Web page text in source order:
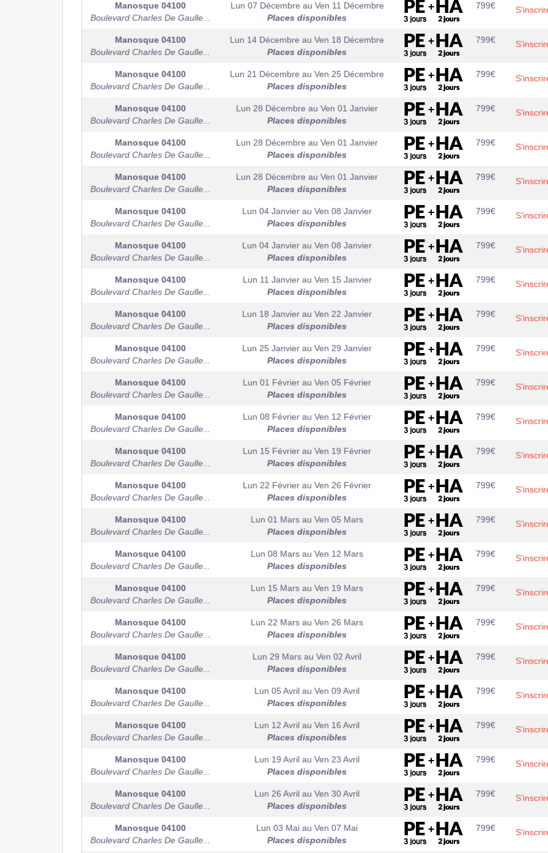
Manosque 04100
Boulevard Charles De Gaulle...
Lun 07 Décembre au Ven 11 Décembre
Places disponibles
799€
Manosque 04100
Boulevard Charles De Gaulle...
Lun 14 Décembre au Ven 18 Décembre
Places disponibles
799€
Manosque 04100
Boulevard Charles De Gaulle...
Lun 21 Décembre au Ven 25 Décembre
Places disponibles
799€
Manosque 04100
Boulevard Charles De Gaulle...
Lun 28 Décembre au Ven 01 Janvier
Places disponibles
799€
Manosque 04100
Boulevard Charles De Gaulle...
Lun 28 Décembre au Ven 01 Janvier
Places disponibles
799€
Manosque 04100
Boulevard Charles De Gaulle...
Lun 28 Décembre au Ven 01 Janvier
Places disponibles
799€
Manosque 04100
Boulevard Charles De Gaulle...
Lun 04 Janvier au Ven 08 Janvier
Places disponibles
799€
Manosque 04100
Boulevard Charles De Gaulle...
Lun 04 Janvier au Ven 08 Janvier
Places disponibles
799€
Manosque 04100
Boulevard Charles De Gaulle...
Lun 11 Janvier au Ven 15 Janvier
Places disponibles
799€
Manosque 04100
Boulevard Charles De Gaulle...
Lun 18 Janvier au Ven 22 Janvier
Places disponibles
799€
Manosque 04100
Boulevard Charles De Gaulle...
Lun 25 Janvier au Ven 29 Janvier
Places disponibles
799€
Manosque 04100
Boulevard Charles De Gaulle...
Lun 01 Février au Ven 05 Février
Places disponibles
799€
Manosque 04100
Boulevard Charles De Gaulle...
Lun 08 Février au Ven 12 Février
Places disponibles
799€
Manosque 04100
Boulevard Charles De Gaulle...
Lun 15 Février au Ven 19 Février
Places disponibles
799€
Manosque 04100
Boulevard Charles De Gaulle...
Lun 22 Février au Ven 26 Février
Places disponibles
799€
Manosque 04100
Boulevard Charles De Gaulle...
Lun 01 Mars au Ven 05 Mars
Places disponibles
799€
Manosque 04100
Boulevard Charles De Gaulle...
Lun 08 Mars au Ven 12 Mars
Places disponibles
799€
Manosque 04100
Boulevard Charles De Gaulle...
Lun 15 Mars au Ven 19 Mars
Places disponibles
799€
Manosque 04100
Boulevard Charles De Gaulle...
Lun 22 Mars au Ven 26 Mars
Places disponibles
799€
Manosque 04100
Boulevard Charles De Gaulle...
Lun 29 Mars au Ven 02 Avril
Places disponibles
799€
Manosque 04100
Boulevard Charles De Gaulle...
Lun 05 Avril au Ven 09 Avril
Places disponibles
799€
Manosque 04100
Boulevard Charles De Gaulle...
Lun 12 Avril au Ven 16 Avril
Places disponibles
799€
Manosque 04100
Boulevard Charles De Gaulle...
Lun 19 Avril au Ven 23 Avril
Places disponibles
799€
Manosque 04100
Boulevard Charles De Gaulle...
Lun 26 Avril au Ven 30 Avril
Places disponibles
799€
Manosque 04100
Boulevard Charles De Gaulle...
Lun 03 Mai au Ven 07 Mai
Places disponibles
799€